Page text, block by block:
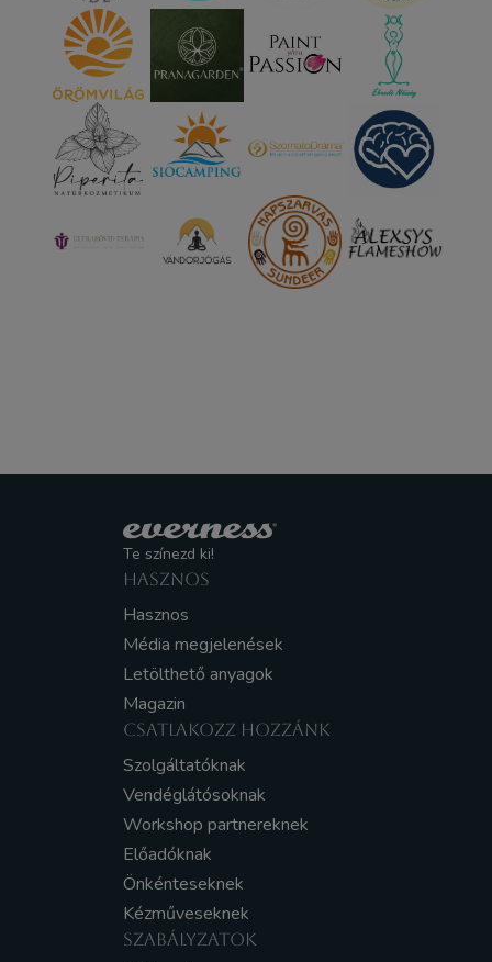
Te színezd ki!
HASZNOS
Hasznos
Média megjelenések
Letölthető anyagok
Magazin
CSATLAKOZZ HOZZÁNK
Szolgáltatóknak
Vendéglátósoknak
Workshop partnereknek
Előadóknak
Önkénteseknek
Kézműveseknek
SZABÁLYZATOK